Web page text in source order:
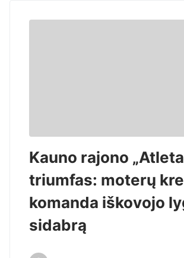
Kauno rajono
triumfas: moterų
komanda iškovojo
sidabrą